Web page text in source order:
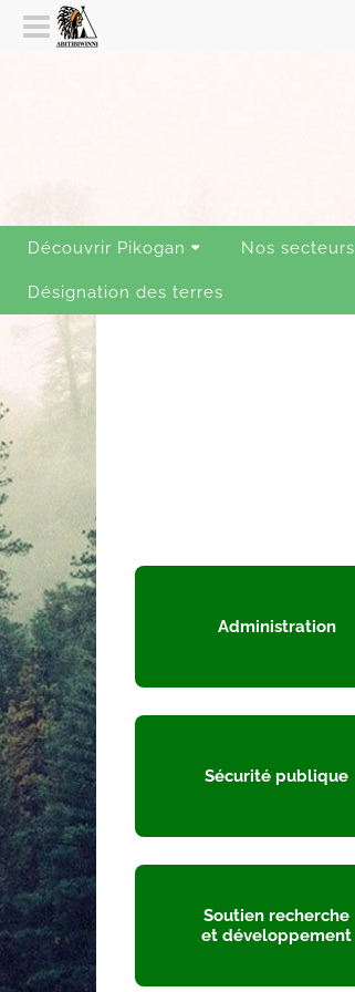
Découvrir Pikogan Nos secteurs
Désignation des terres
Administration
Sécurité publique
Soutien recherche
et développement